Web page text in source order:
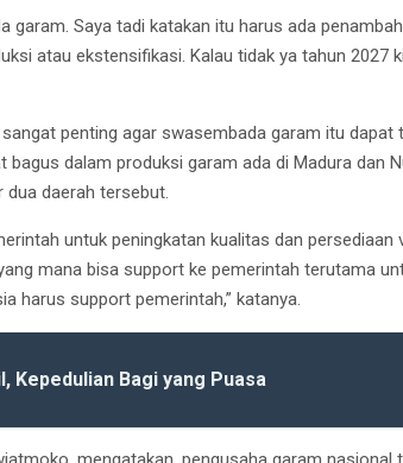
garam. Saya tadi katakan itu harus ada
atau ekstensifikasi. Kalau tidak ya tahun 2027
penting agar swasembada garam itu dapat
dalam produksi garam ada di Madura dan
dua daerah tersebut.
untuk peningkatan kualitas dan persediaan
mana bisa support ke pemerintah terutama
harus support pemerintah,” katanya.
Kepedulian Bagi yang Puasa